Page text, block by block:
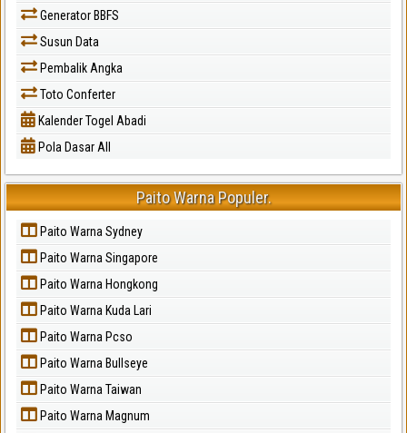
Generator BBFS
Susun Data
Pembalik Angka
Toto Conferter
Kalender Togel Abadi
Pola Dasar All
Paito Warna Populer.
Paito Warna Sydney
Paito Warna Singapore
Paito Warna Hongkong
Paito Warna Kuda Lari
Paito Warna Pcso
Paito Warna Bullseye
Paito Warna Taiwan
Paito Warna Magnum